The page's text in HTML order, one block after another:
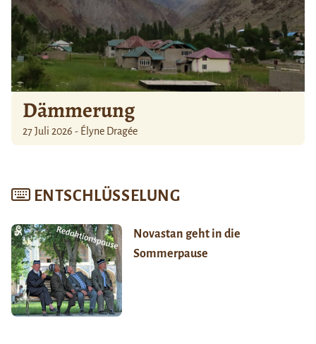
Dämmerung
27 Juli 2026 - Élyne Dragée
ENTSCHLÜSSELUNG
Novastan geht in die
Sommerpause